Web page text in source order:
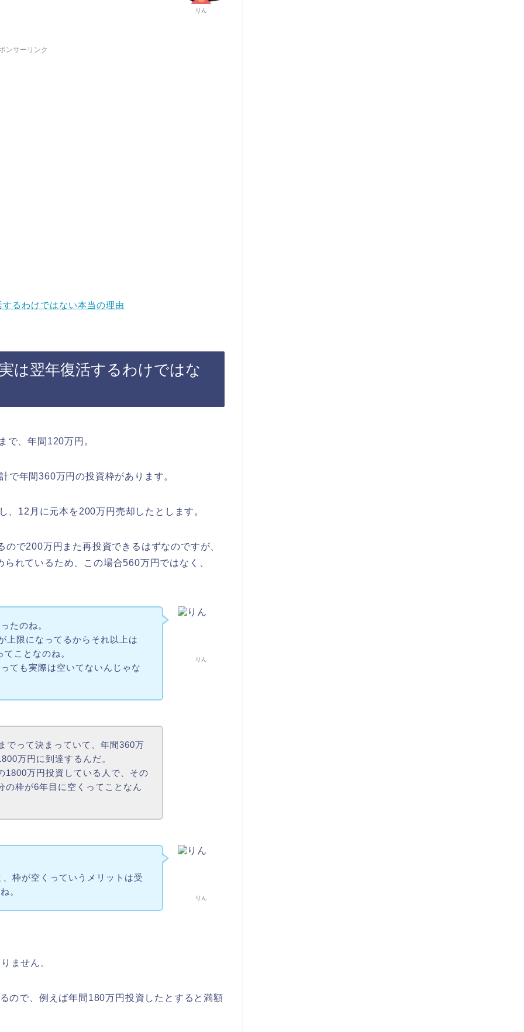
りん
ンサーリンク
るわけではない本当の理由
は翌年復活するわけではな
で、年間120万円。
で年間360万円の投資枠があります。
12月に元本を200万円売却したとします。
で200万円また再投資できるはずなのですが、
れているため、この場合560万円ではなく、
りん
たのね。
上限になってるからそれ以上は
ことなのね。
ても実際は空いてないんじゃな
でって決まっていて、年間360万
万円に到達するんだ。
1800万円投資している人で、その
の枠が6年目に空くってことなん
りん
枠が空くっていうメリットは受
。
ません。
ので、例えば年間180万円投資したとすると満額